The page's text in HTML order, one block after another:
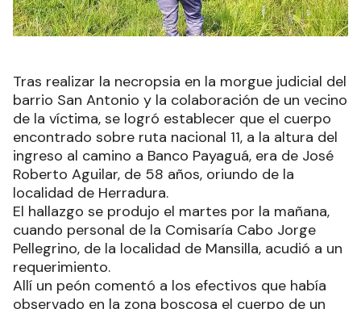
Tras realizar la necropsia en la morgue judicial del
barrio San Antonio y la colaboración de un vecino
de la víctima, se logró establecer que el cuerpo
encontrado sobre ruta nacional 11, a la altura del
ingreso al camino a Banco Payaguá, era de José
Roberto Aguilar, de 58 años, oriundo de la
localidad de Herradura.
El hallazgo se produjo el martes por la mañana,
cuando personal de la Comisaría Cabo Jorge
Pellegrino, de la localidad de Mansilla, acudió a un
requerimiento.
Allí un peón comentó a los efectivos que había
observado en la zona boscosa el cuerpo de un